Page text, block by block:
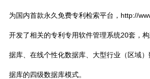
为国内首款永久免费专利检索平台，http://
开发了相关的专利专用软件管理系统20套，
据库、在线个性化数据库、大型行业（区域
据库的四级数据库模式。